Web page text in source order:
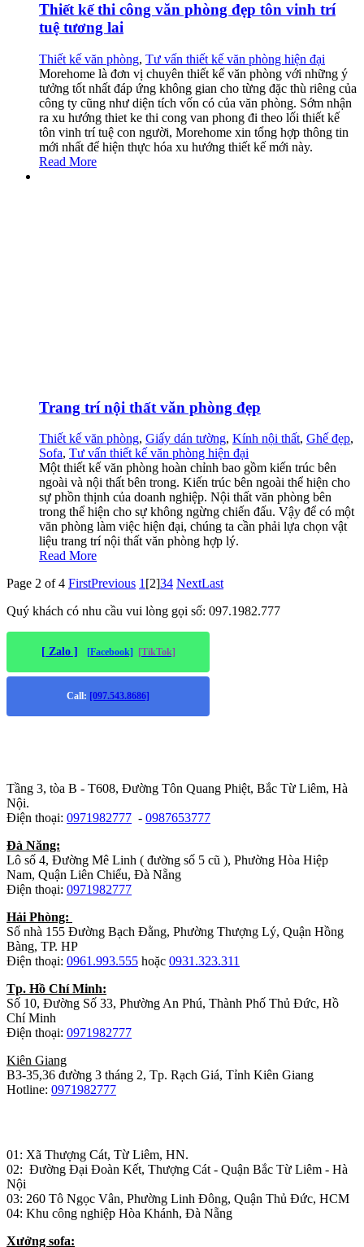
Thiết kế thi công văn phòng đẹp tôn vinh trí
tuệ tương lai
Thiết kế văn phòng, Tư vấn thiết kế văn phòng hiện đại
Morehome là đơn vị chuyên thiết kế văn phòng với những ý
tưởng tốt nhất đáp ứng không gian cho từng đặc thù riêng của
công ty cũng như diện tích vốn có của văn phòng. Sớm nhận
ra xu hướng thiet ke thi cong van phong đi theo lối thiết kế
tôn vinh trí tuệ con người, Morehome xin tổng hợp thông tin
mới nhất để hiện thực hóa xu hướng thiết kế mới này.
Read More
Trang trí nội thất văn phòng đẹp
Thiết kế văn phòng, Giấy dán tường, Kính nội thất, Ghế đẹp,
Sofa, Tư vấn thiết kế văn phòng hiện đại
Một thiết kế văn phòng hoàn chỉnh bao gồm kiến trúc bên
ngoài và nội thất bên trong. Kiến trúc bên ngoài thể hiện cho
sự phồn thịnh của doanh nghiệp. Nội thất văn phòng bên
trong thể hiện cho sự không ngừng chiến đấu. Vậy để có một
văn phòng làm việc hiện đại, chúng ta cần phải lựa chọn vật
liệu trang trí nội thất văn phòng hợp lý.
Read More
Page 2 of 4 FirstPrevious 1 [2]34 NextLast
Quý khách có nhu cầu vui lòng gọi số: 097.1982.777
[ Zalo ] [Facebook] [TikTok]
Call: [097.543.8686]
Tầng 3, tòa B - T608, Đường Tôn Quang Phiệt, Bắc Từ Liêm, Hà
Nội.
Điện thoại: 0971982777 - 0987653777
Đà Năng:
Lô số 4, Đường Mê Linh ( đường số 5 cũ ), Phường Hòa Hiệp
Nam, Quận Liên Chiểu, Đà Nẵng
Điện thoại: 0971982777
Hải Phòng:
Số nhà 155 Đường Bạch Đằng, Phường Thượng Lý, Quận Hồng
Bàng, TP. HP
Điện thoại: 0961.993.555 hoặc 0931.323.311
Tp. Hồ Chí Minh:
Số 10, Đường Số 33, Phường An Phú, Thành Phố Thủ Đức, Hồ
Chí Minh
Điện thoại: 0971982777
Kiên Giang
B3-35,36 đường 3 tháng 2, Tp. Rạch Giá, Tỉnh Kiên Giang
Hotline: 0971982777
01: Xã Thượng Cát, Từ Liêm, HN.
02: Đường Đại Đoàn Kết, Thượng Cát - Quận Bắc Từ Liêm - Hà
Nội
03: 260 Tô Ngọc Vân, Phường Linh Đông, Quận Thủ Đức, HCM
04: Khu công nghiệp Hòa Khánh, Đà Nẵng
Xưởng sofa: